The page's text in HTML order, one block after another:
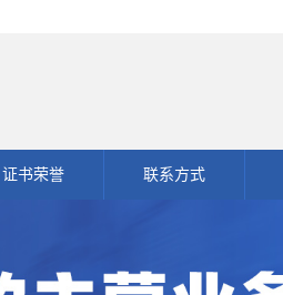
证书荣誉 联系方式